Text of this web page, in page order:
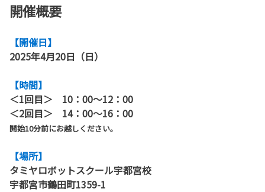
開催概要
【開催日】
2025年4月20日（日）
【時間】
＜1回目＞ 10：00～12：00
＜2回目＞ 14：00～16：00
開始10分前にお越しください。
【場所】
タミヤロボットスクール宇都宮校
宇都宮市鶴田町1359-1